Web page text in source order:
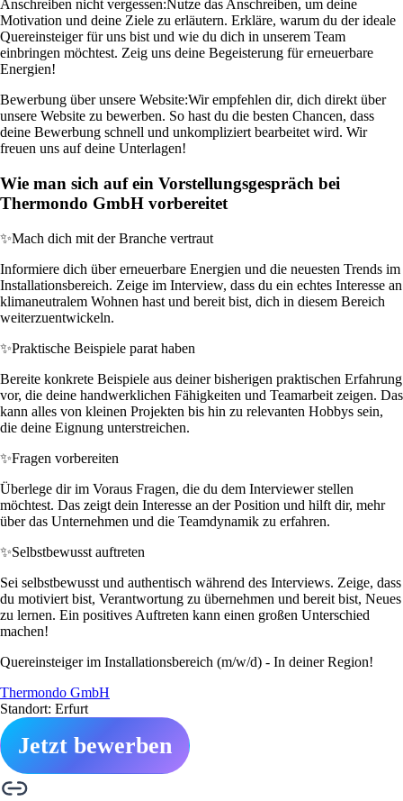
Anschreiben nicht vergessen:Nutze das Anschreiben, um deine
Motivation und deine Ziele zu erläutern. Erkläre, warum du der ideale
Quereinsteiger für uns bist und wie du dich in unserem Team
einbringen möchtest. Zeig uns deine Begeisterung für erneuerbare
Energien!
Bewerbung über unsere Website:Wir empfehlen dir, dich direkt über
unsere Website zu bewerben. So hast du die besten Chancen, dass
deine Bewerbung schnell und unkompliziert bearbeitet wird. Wir
freuen uns auf deine Unterlagen!
Wie man sich auf ein Vorstellungsgespräch bei
Thermondo GmbH vorbereitet
✨Mach dich mit der Branche vertraut
Informiere dich über erneuerbare Energien und die neuesten Trends im
Installationsbereich. Zeige im Interview, dass du ein echtes Interesse an
klimaneutralem Wohnen hast und bereit bist, dich in diesem Bereich
weiterzuentwickeln.
✨Praktische Beispiele parat haben
Bereite konkrete Beispiele aus deiner bisherigen praktischen Erfahrung
vor, die deine handwerklichen Fähigkeiten und Teamarbeit zeigen. Das
kann alles von kleinen Projekten bis hin zu relevanten Hobbys sein,
die deine Eignung unterstreichen.
✨Fragen vorbereiten
Überlege dir im Voraus Fragen, die du dem Interviewer stellen
möchtest. Das zeigt dein Interesse an der Position und hilft dir, mehr
über das Unternehmen und die Teamdynamik zu erfahren.
✨Selbstbewusst auftreten
Sei selbstbewusst und authentisch während des Interviews. Zeige, dass
du motiviert bist, Verantwortung zu übernehmen und bereit bist, Neues
zu lernen. Ein positives Auftreten kann einen großen Unterschied
machen!
Quereinsteiger im Installationsbereich (m/w/d) - In deiner Region!
Thermondo GmbH
Standort: Erfurt
Jetzt bewerben